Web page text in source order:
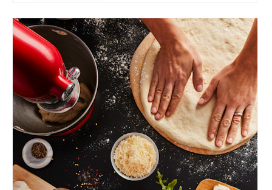
comment vous avez pu cuisiner sans lui.